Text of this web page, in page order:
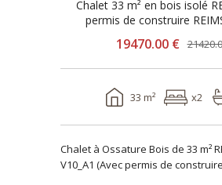
Chalet 33 m² en bois isolé
permis de construire
19470.00 €
33 m² x2
Chalet à Ossature Bois de 33 m²
V10_A1 (Avec permis de construire)